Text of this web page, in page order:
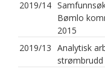
2019/14
Bømlo
2015
2019/13 Analytisk